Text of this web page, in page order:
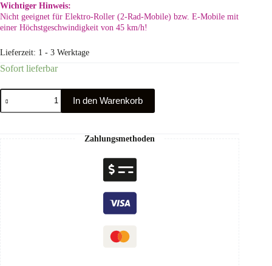
Wichtiger Hinweis:
Nicht geeignet für Elektro-Roller (2-Rad-Mobile) bzw. E-Mobile mit
einer Höchstgeschwindigkeit von 45 km/h!
Lieferzeit: 1 - 3 Werktage
Sofort lieferbar
In den Warenkorb
Zahlungsmethoden